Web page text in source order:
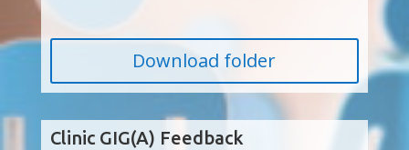
Download folder
Clinic GIG(A) Feedback